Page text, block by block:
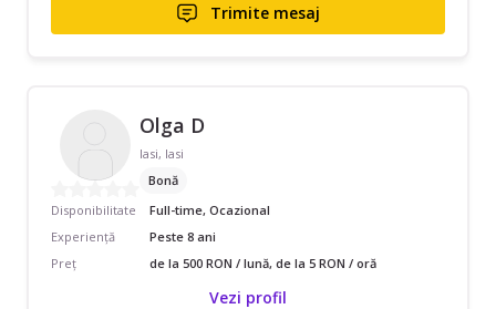
Trimite mesaj
Olga D
Iasi, Iasi
Bonă
Disponibilitate
Full-time, Ocazional
Experiență
Peste 8 ani
Preț
de la 500 RON / lună, de la 5 RON / oră
Vezi profil